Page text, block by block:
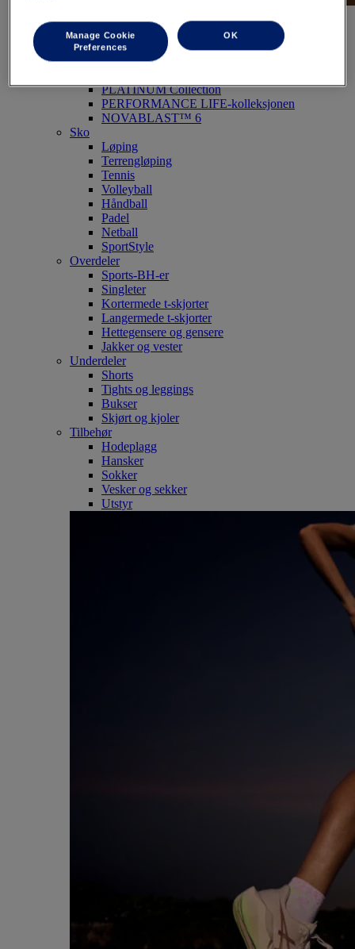
Dame
Fremhevet
Nye produkter
PLATINUM Collection
PERFORMANCE LIFE-kolleksjonen
NOVABLAST™ 6
Sko
Løping
Terrengløping
Tennis
Volleyball
Håndball
Padel
Netball
SportStyle
Overdeler
Sports-BH-er
Singleter
Kortermede t-skjorter
Langermede t-skjorter
Hettegensere og gensere
Jakker og vester
Underdeler
Shorts
Tights og leggings
Bukser
Skjørt og kjoler
Tilbehør
Hodeplagg
Hansker
Sokker
Vesker og sekker
Utstyr
Manage Cookie
Preferences
OK